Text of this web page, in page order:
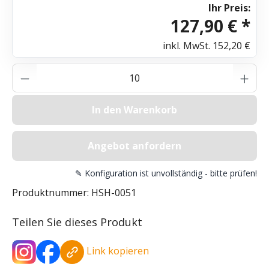
Ihr Preis:
127,90 € *
inkl. MwSt. 152,20 €
Produkt Anzahl: Gib den gewünschten
In den Warenkorb
Angebot anfordern
✎ Konfiguration ist unvollständig - bitte prüfen!
Produktnummer: HSH-0051
Teilen Sie dieses Produkt
Link kopieren